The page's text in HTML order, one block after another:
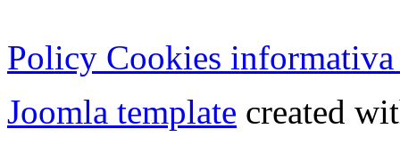
Policy Cookies informativa
Joomla template created